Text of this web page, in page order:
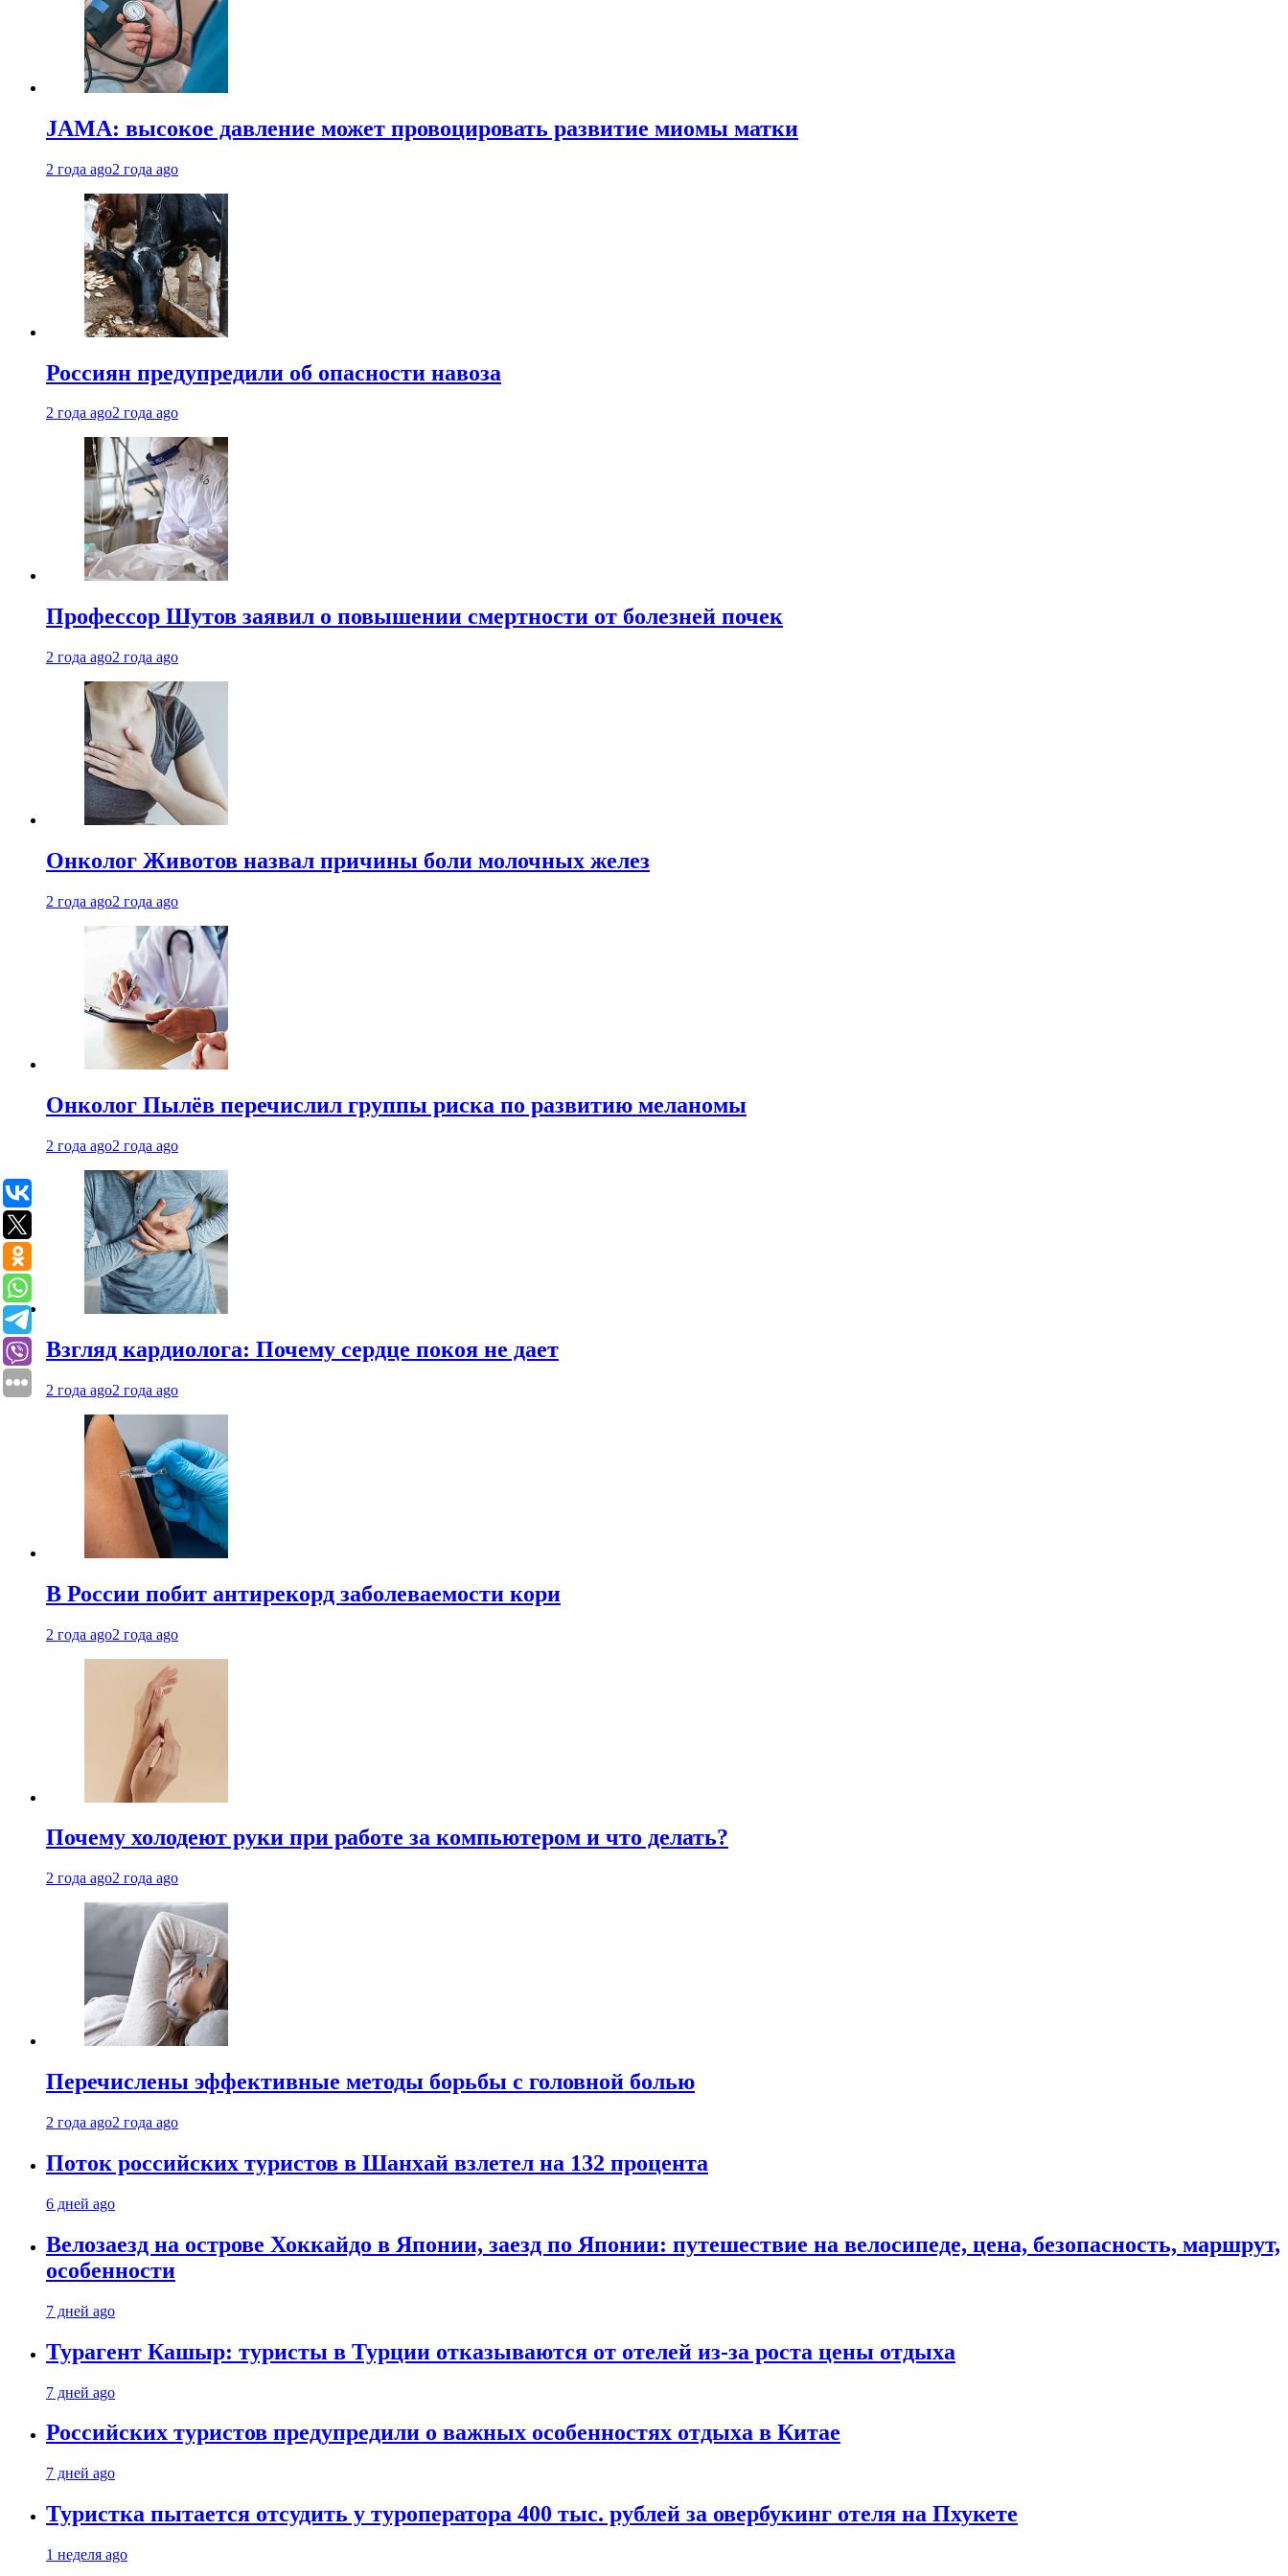
JAMA: высокое давление может провоцировать развитие миомы матки
2 года ago2 года ago
Россиян предупредили об опасности навоза
2 года ago2 года ago
Профессор Шутов заявил о повышении смертности от болезней почек
2 года ago2 года ago
Онколог Животов назвал причины боли молочных желез
2 года ago2 года ago
Онколог Пылёв перечислил группы риска по развитию меланомы
2 года ago2 года ago
Взгляд кардиолога: Почему сердце покоя не дает
2 года ago2 года ago
В России побит антирекорд заболеваемости кори
2 года ago2 года ago
Почему холодеют руки при работе за компьютером и что делать?
2 года ago2 года ago
Перечислены эффективные методы борьбы с головной болью
2 года ago2 года ago
Поток российских туристов в Шанхай взлетел на 132 процента
6 дней ago
Велозаезд на острове Хоккайдо в Японии, заезд по Японии: путешествие на велосипеде, цена, безопасность, маршрут,
особенности
7 дней ago
Турагент Кашыр: туристы в Турции отказываются от отелей из-за роста цены отдыха
7 дней ago
Российских туристов предупредили о важных особенностях отдыха в Китае
7 дней ago
Туристка пытается отсудить у туроператора 400 тыс. рублей за овербукинг отеля на Пхукете
1 неделя ago